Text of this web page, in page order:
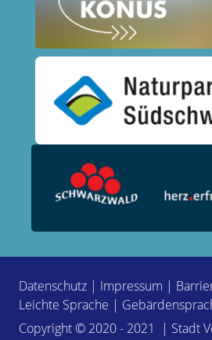
Datenschutz | Impressum |
Leichte Sprache |
Copyright © 2020 - 2021 | Stadt